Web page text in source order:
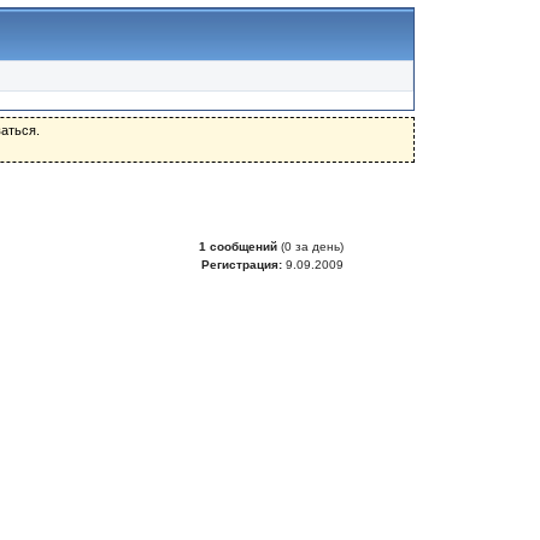
1 сообщений(0 за день)
Регистрация:9.09.2009